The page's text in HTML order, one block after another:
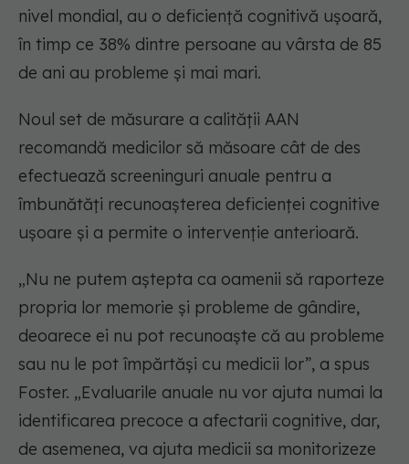
nivel mondial, au o deficiență cognitivă ușoară,
în timp ce 38% dintre persoane au vârsta de 85
de ani au probleme și mai mari.
Noul set de măsurare a calității AAN
recomandă medicilor să măsoare cât de des
efectuează screeninguri anuale pentru a
îmbunătăți recunoașterea deficienței cognitive
ușoare și a permite o intervenție anterioară.
„Nu ne putem aștepta ca oamenii să raporteze
propria lor memorie și probleme de gândire,
deoarece ei nu pot recunoaște că au probleme
sau nu le pot împărtăși cu medicii lor”, a spus
Foster. „Evaluarile anuale nu vor ajuta numai la
identificarea precoce a afectarii cognitive, dar,
de asemenea, va ajuta medicii sa monitorizeze